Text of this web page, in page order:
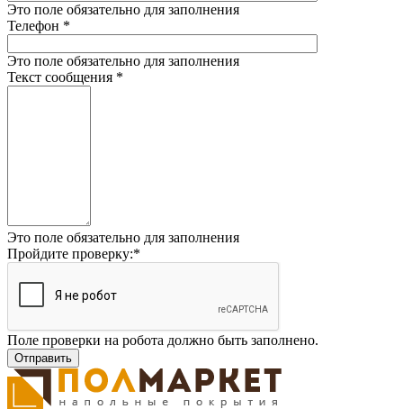
Это поле обязательно для заполнения
Телефон *
Это поле обязательно для заполнения
Текст сообщения *
Это поле обязательно для заполнения
Пройдите проверку:*
Поле проверки на робота должно быть заполнено.